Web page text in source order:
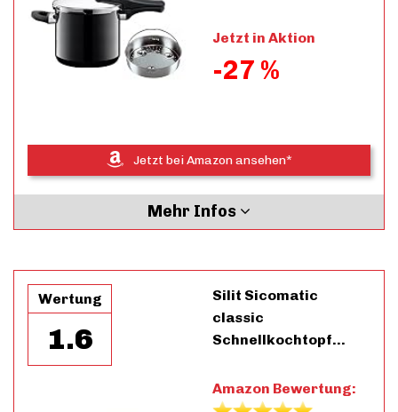
Jetzt in Aktion
-27 %
Jetzt bei Amazon ansehen*
Mehr Infos
Wertung
1.6
Silit Sicomatic
classic
Schnellkochtopf…
Amazon Bewertung: